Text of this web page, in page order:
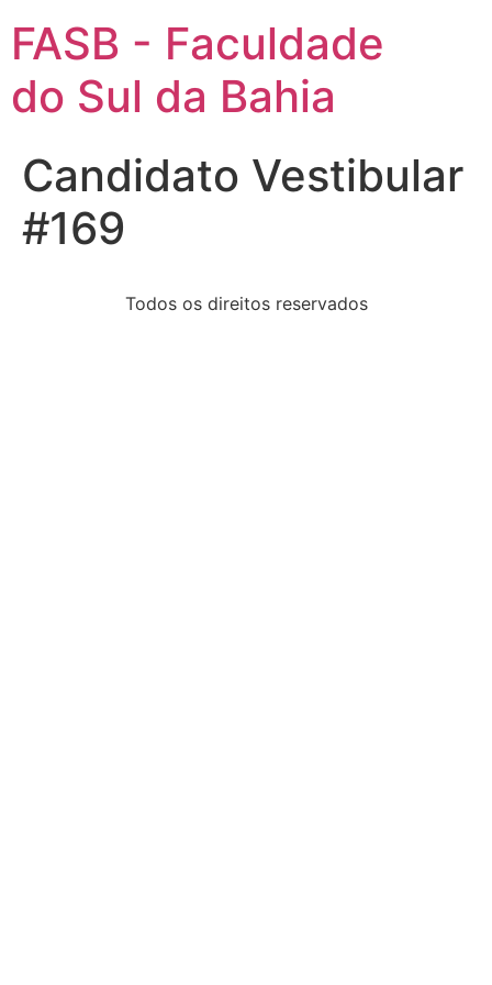
FASB - Faculdade
do Sul da Bahia
Candidato Vestibular
#169
Todos os direitos reservados